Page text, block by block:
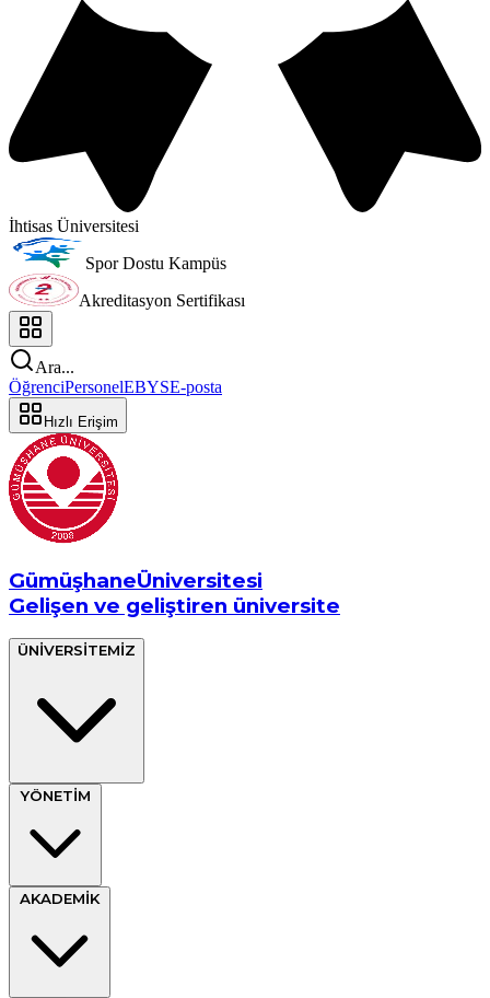
İhtisas Üniversitesi
Spor Dostu Kampüs
Akreditasyon Sertifikası
Ara...
ÖğrenciPersonelEBYSE-posta
Hızlı Erişim
GümüşhaneÜniversitesi
Gelişen ve geliştiren üniversite
ÜNİVERSİTEMİZ
AKADEMİK